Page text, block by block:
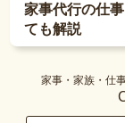
家事代行の仕
ても解説
家事・家族・仕